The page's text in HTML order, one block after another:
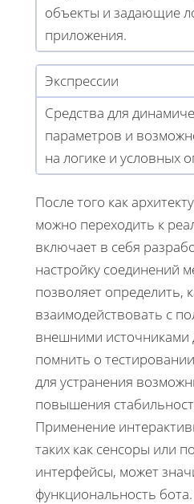
объекты и задающие
приложения.
Экспрессии
Средства для
параметров и
на логике и условных
После того как
можно переходить к
включает в себя
настройку соединений
позволяет определить,
взаимодействовать с
внешними источниками
помнить о
для устранения
повышения
Применение
таких как сенсоры или
интерфейсы, может
функциональность